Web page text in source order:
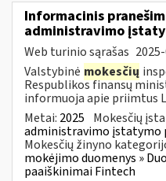
Informacinis
administravimo
Web turinio sąrašas
Valstybinė mokesčių
Respublikos finansų
informuoja apie priimtus
Metai: 2025 Mokesčių
administravimo įstatymo
Mokesčių žinyno
mokėjimo duomenys »
paaiškinimai Fintech